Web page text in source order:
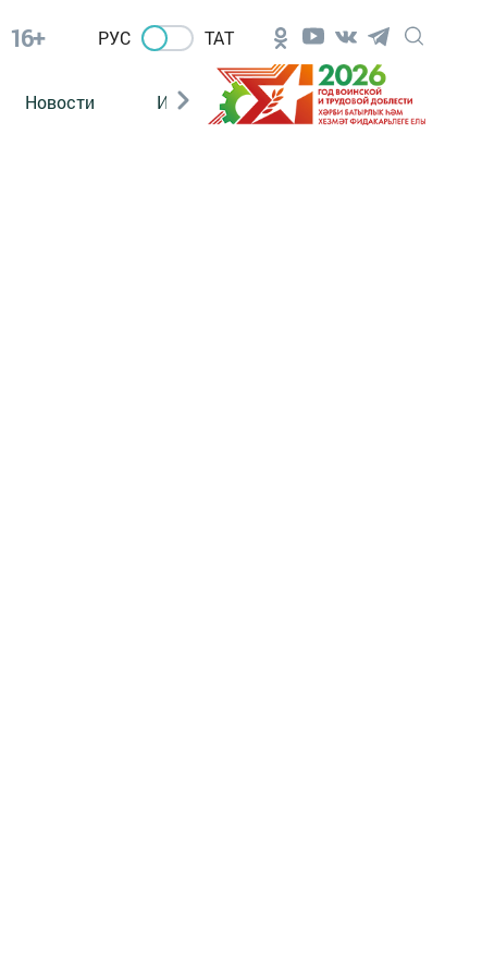
16+ РУС ТАТ
Новости Из зала суда